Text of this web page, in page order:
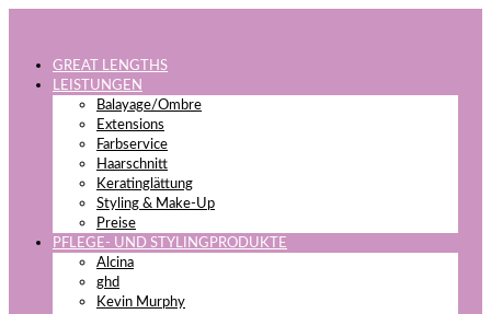
GREAT LENGTHS
LEISTUNGEN
Balayage/Ombre
Extensions
Farbservice
Haarschnitt
Keratinglättung
Styling & Make-Up
Preise
PFLEGE- UND STYLINGPRODUKTE
Alcina
ghd
Kevin Murphy